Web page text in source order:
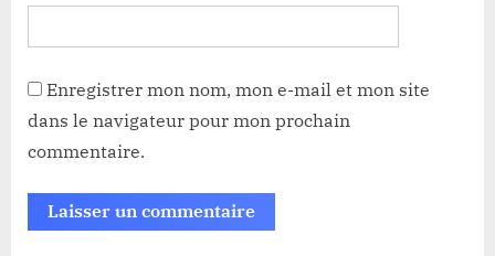
Enregistrer mon nom, mon e-mail et mon site
dans le navigateur pour mon prochain
commentaire.